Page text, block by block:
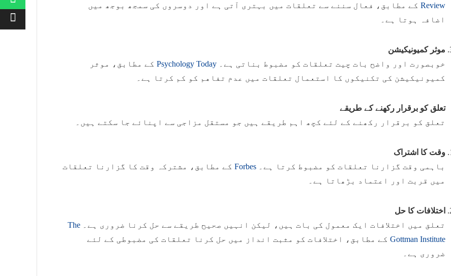
Review کے مطابق، فعال سننے سے تعلقات میں بہتری آتی ہے اور دوسروں کی سمجھ بوجھ میں
اضافہ ہوتا ہے۔
موثر کمیونیکیشن
خوبصورت اور واضح بات چیت تعلقات کو مضبوط بناتی ہے۔ Psychology Today کے مطابق، موثر
کمیونیکیشن کی تکنیکوں کا استعمال تعلقات میں عدم تفاهم کو کم کرتا ہے۔
تعلق کو برقرار رکھنے کے طریقے
تعلق کو برقرار رکھنے کے لئے کچھ اہم طریقے ہیں جو مستقل مزاجی سے اپنائے جا سکتے ہیں۔
وقت کا اشتراک
باہمی وقت گزارنا تعلقات کو مضبوط کرتا ہے۔ Forbes کے مطابق، مشترکہ وقت کا گزارنا تعلقات
میں قربت اور اعتماد بڑھاتا ہے۔
اختلافات کا حل
تعلق میں اختلافات ایک معمول کی بات ہیں، لیکن انہیں صحیح طریقے سے حل کرنا ضروری ہے۔ The
Gottman Institute کے مطابق، اختلافات کو مثبت انداز میں حل کرنا تعلقات کی مضبوطی کے لئے
ضروری ہے۔